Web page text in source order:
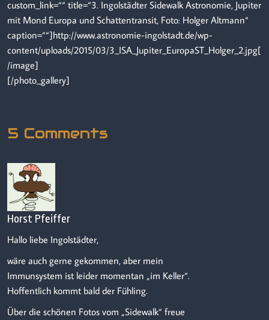
custom_link=““ title=“3. Ingolstädter Sidewalk Astronomie, Jupiter
mit Mond Europa und Schattentransit, Foto: Holger Altmann“
caption=““]http://www.astronomie-ingolstadt.de/wp-
content/uploads/2015/03/3_ISA_Jupiter_EuropaST_Holger_2.jpg[
/image]
[/photo_gallery]
5 Comments
Horst Pfeiffer
Hallo liebe Ingolstädter,
wäre auch gerne gekommen, aber mein
Immunsystem ist leider momentan „im Keller“.
Hoffentlich kommt bald der Fühling.
Über die schönen Fotos vom „Sidewalk“ freue